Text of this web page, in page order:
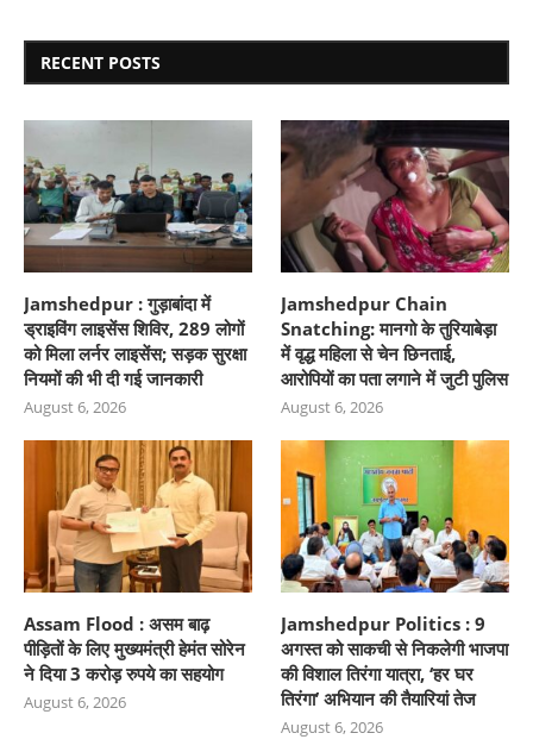
RECENT POSTS
Jamshedpur : गुड़ाबांदा में
ड्राइविंग लाइसेंस शिविर, 289 लोगों
को मिला लर्नर लाइसेंस; सड़क सुरक्षा
नियमों की भी दी गई जानकारी
August 6, 2026
Jamshedpur Chain
Snatching: मानगो के तुरियाबेड़ा
में वृद्ध महिला से चेन छिनताई,
आरोपियों का पता लगाने में जुटी पुलिस
August 6, 2026
Assam Flood : असम बाढ़
पीड़ितों के लिए मुख्यमंत्री हेमंत सोरेन
ने दिया 3 करोड़ रुपये का सहयोग
August 6, 2026
Jamshedpur Politics : 9
अगस्त को साकची से निकलेगी भाजपा
की विशाल तिरंगा यात्रा, ‘हर घर
तिरंगा’ अभियान की तैयारियां तेज
August 6, 2026